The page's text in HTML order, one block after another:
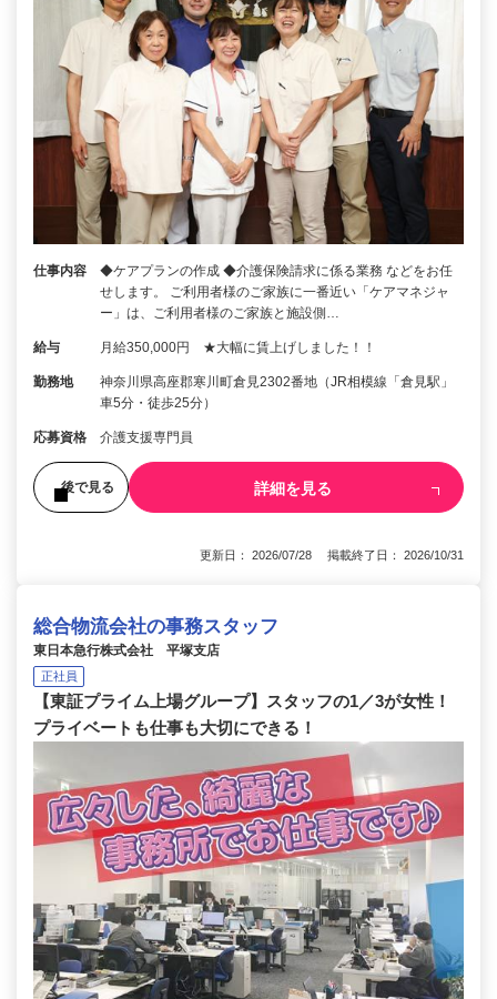
仕事内容
◆ケアプランの作成 ◆介護保険請求に係る業務 などをお任
せします。 ご利用者様のご家族に一番近い「ケアマネジャ
ー」は、ご利用者様のご家族と施設側…
給与 月給350,000円 ★大幅に賃上げしました！！
勤務地
神奈川県高座郡寒川町倉見2302番地（JR相模線「倉見駅」
車5分・徒歩25分）
応募資格 介護支援専門員
後で見る 詳細を見る
更新日： 2026/07/28 掲載終了日： 2026/10/31
総合物流会社の事務スタッフ
東日本急行株式会社 平塚支店
正社員
【東証プライム上場グループ】スタッフの1／3が女性！
プライベートも仕事も大切にできる！